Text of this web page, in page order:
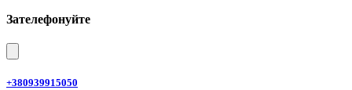
Зателефонуйте
+380939915050